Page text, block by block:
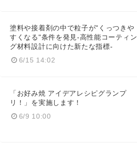
塗料や接着剤の中で粒子が"くっつきや
すくなる"条件を発見-高性能コーティン
グ材料設計に向けた新たな指標-
6/15 14:02
「お好み焼 アイデアレシピグランプ
リ！」を実施します！
6/9 10:00